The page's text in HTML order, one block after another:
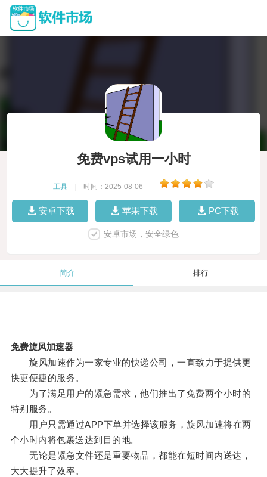
免费vps试用一小时
工具 时间：2025-08-06
安卓下载 苹果下载 PC下载
安卓市场，安全绿色
简介 排行
免费旋风加速器
旋风加速作为一家专业的快递公司，一直致力于提供更
快更便捷的服务。
为了满足用户的紧急需求，他们推出了免费两个小时的
特别服务。
用户只需通过APP下单并选择该服务，旋风加速将在两
个小时内将包裹送达到目的地。
无论是紧急文件还是重要物品，都能在短时间内送达，
大大提升了效率。